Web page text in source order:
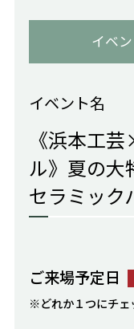
イベ
イベント名
《浜本工
ル》夏の大
セラミック
ご来場予定日
※どれか１つにチェ